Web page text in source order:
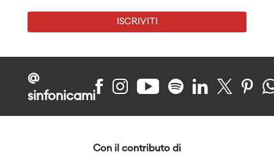
ISCRIVITI
@
sinfonicami
Con il contributo di